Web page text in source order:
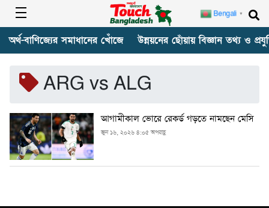
অর্থ-বাণিজ্যের সমাধানের খোঁজে উন্নয়নের ছোঁয়ায় বিজ্ঞান তথ্য ও
ARG vs ALG
আগামীকাল ভোরে রেকর্ড গড়তে নামছেন মেসি
জুন ১৬, ২০২৬ ৪:০৫ অপরাহ্ণ
Bengali ▼